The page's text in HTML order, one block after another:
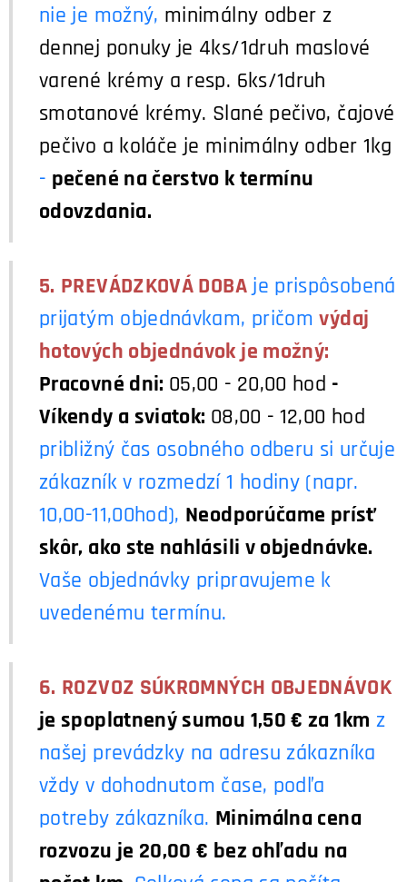
nie je možný, minimálny odber z
dennej ponuky je 4ks/1druh maslové
varené krémy a resp. 6ks/1druh
smotanové krémy. Slané pečivo, čajové
pečivo a koláče je minimálny odber 1kg
- pečené na čerstvo k termínu
odovzdania.
5. PREVÁDZKOVÁ DOBAje prispôsobená
prijatým objednávkam, pričomvýdaj
hotových objednávok je možný:
Pracovné dni: 05,00 - 20,00 hod -
Víkendy a sviatok: 08,00 - 12,00 hod
približný čas osobného odberu si určuje
zákazník v rozmedzí 1 hodiny (napr.
10,00-11,00hod), Neodporúčame prísť
skôr, ako ste nahlásili v objednávke.
Vaše objednávky pripravujeme k
uvedenému termínu.
6. ROZVOZ SÚKROMNÝCH OBJEDNÁVOK
je spoplatnený sumou 1,50 € za 1km z
našej prevádzky na adresu zákazníka
vždy v dohodnutom čase, podľa
potreby zákazníka. Minimálna cena
rozvozu je 20,00 € bez ohľadu na